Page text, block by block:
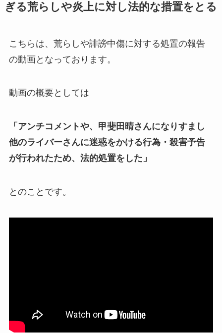
ぎる荒らしや炎上に対し法的な措置をとる
こちらは、荒らしや誹謗中傷に対する処置の報告
の動画となっております。
動画の概要としては
「アンチコメントや、甲斐田晴さんになりすまし
他のライバーさんに迷惑をかける行為・殺害予告
が行われたため、法的処置をした」
とのことです。